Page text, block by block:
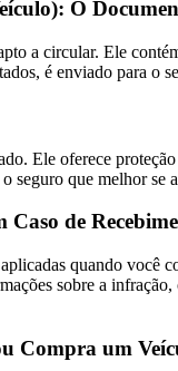
O
a circular. Ele
é enviado para
Ele oferece
que melhor se
de
quando
sobre a
Compra um